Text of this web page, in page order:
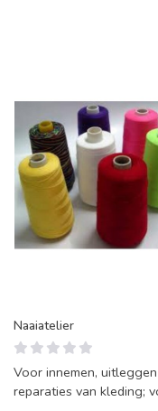
Naaiatelier
Voor innemen,
reparaties van kleding;